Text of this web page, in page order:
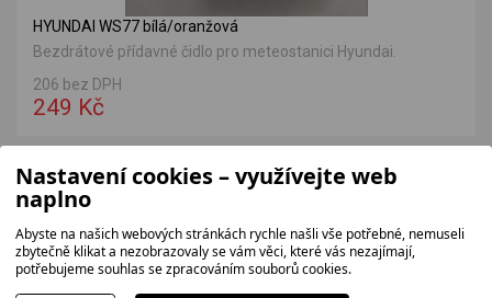
HYUNDAI WS77 bílá/oranžová
Bezdrátové přídavné čidlo pro meteostanici Hyundai.
206 bez DPH
249 Kč
VÝHODNÁ NABÍDKA
Nastavení cookies – využívejte web
naplno
Abyste na našich webových stránkách rychle našli vše potřebné, nemuseli
zbytečně klikat a nezobrazovaly se vám věci, které vás nezajímají,
potřebujeme souhlas se zpracováním souborů cookies.